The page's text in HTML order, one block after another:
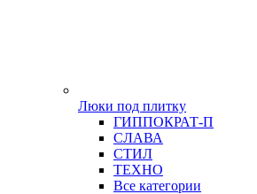
Люки под плитку
ГИППОКРАТ-П
СЛАВА
СТИЛ
ТЕХНО
Все категории